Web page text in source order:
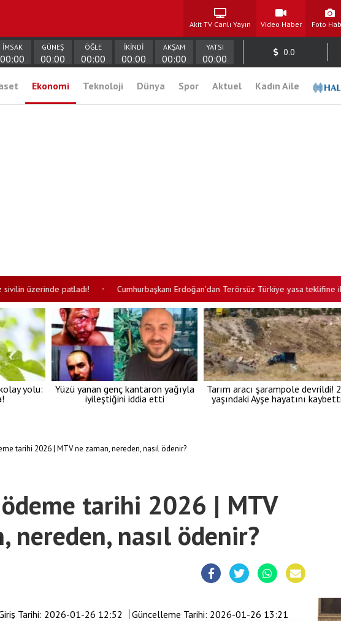
Akit TV Canlı Yayın Video Haber Foto
İMSAK
00:00
GÜNEŞ
00:00
ÖĞLE
00:00
İKİNDİ
00:00
AKŞAM
00:00
YATSI
00:00
0.0
Ekonomi Teknoloji Dünya Spor Aktuel Kadın Aile
patladı! • Cumhurbaşkanı Erdoğan'dan Terörsüz Türkiye yasa teklifine
yolu:
Yüzü yanan genç kantaron yağıyla
iyileştiğini iddia etti
Tarım aracı şarampole devrildi!
yaşındaki Ayşe hayatını kaybetti
tarihi 2026 | MTV ne zaman, nereden, nasıl ödenir?
tarihi 2026 | MTV
nereden, nasıl ödenir?
Tarihi: 2026-01-26 12:52 Güncelleme Tarihi: 2026-01-26 13:21